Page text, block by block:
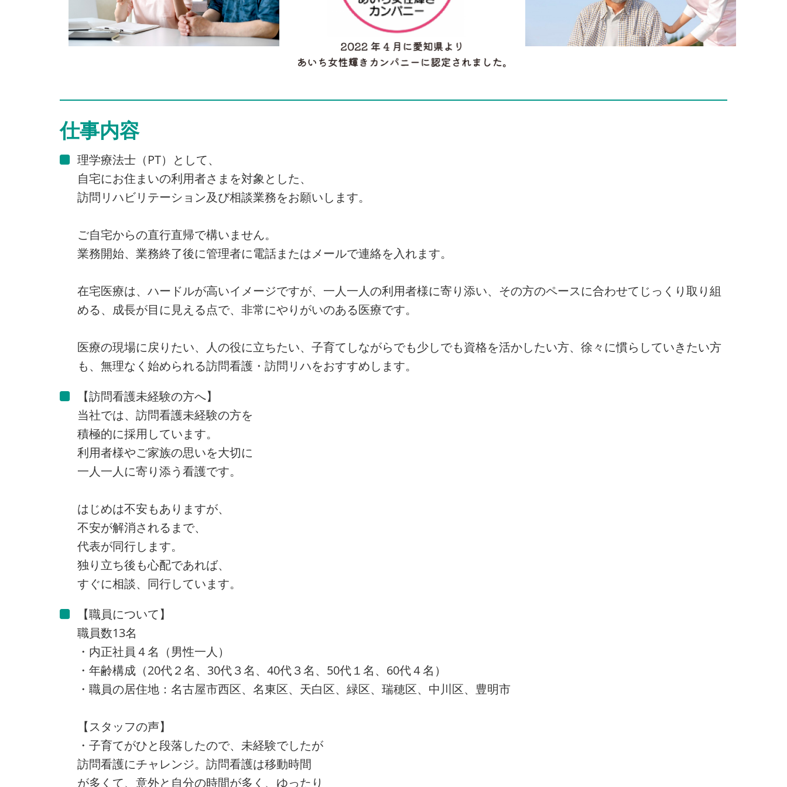
仕事内容
理学療法士（PT）として、
自宅にお住まいの利用者さまを対象とした、
訪問リハビリテーション及び相談業務をお願いします。
ご自宅からの直行直帰で構いません。
業務開始、業務終了後に管理者に電話またはメールで連絡を入れます。
在宅医療は、ハードルが高いイメージですが、一人一人の利用者様に寄り添い、その方のペースに合わせてじっくり取り組
める、成長が目に見える点で、非常にやりがいのある医療です。
医療の現場に戻りたい、人の役に立ちたい、子育てしながらでも少しでも資格を活かしたい方、徐々に慣らしていきたい方
も、無理なく始められる訪問看護・訪問リハをおすすめします。
【訪問看護未経験の方へ】
当社では、訪問看護未経験の方を
積極的に採用しています。
利用者様やご家族の思いを大切に
一人一人に寄り添う看護です。
はじめは不安もありますが、
不安が解消されるまで、
代表が同行します。
独り立ち後も心配であれば、
すぐに相談、同行しています。
【職員について】
職員数13名
・内正社員４名（男性一人）
・年齢構成（20代２名、30代３名、40代３名、50代１名、60代４名）
・職員の居住地：名古屋市西区、名東区、天白区、緑区、瑞穂区、中川区、豊明市
【スタッフの声】
・子育てがひと段落したので、未経験でしたが
訪問看護にチャレンジ。訪問看護は移動時間
が多くて、意外と自分の時間が多く、ゆったり